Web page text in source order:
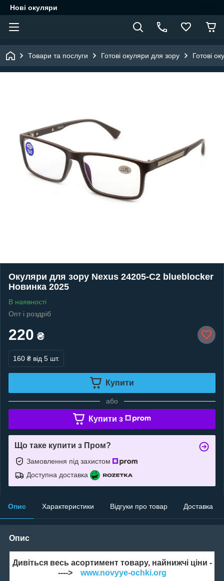
Нові окуляри
Товари та послуги Готові окуляри для зору Готові
Окуляри для зору Nexus 24205-C2 blueblocker
Новинка 2025
В наявності
Опт і роздріб
220 ₴
160 ₴ від 5 шт.
Купити
або
Купити з
Що таке купити з Пром?
Замовлення під захистом
Доступна доставка
Опис Характеристики Відгуки про товар Доставка
Опис
Дивіться весь асортимент товару, найнижчі ціни -
----> www.novyye-ochki.org